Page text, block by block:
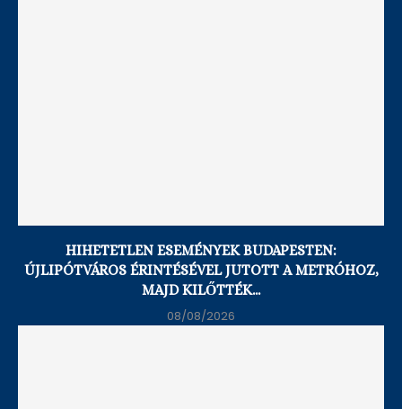
11/07/2026
Sajátjaik rontást hozhatnak a spanyolokra a vb-n,
meredek...
10/07/2026
HIHETETLEN ESEMÉNYEK BUDAPESTEN:
ÚJLIPÓTVÁROS ÉRINTÉSÉVEL JUTOTT A METRÓHOZ,
MAJD KILŐTTÉK...
08/08/2026